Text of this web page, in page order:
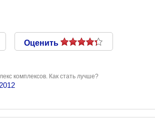
Оценить
комплексов. Как стать лучше?